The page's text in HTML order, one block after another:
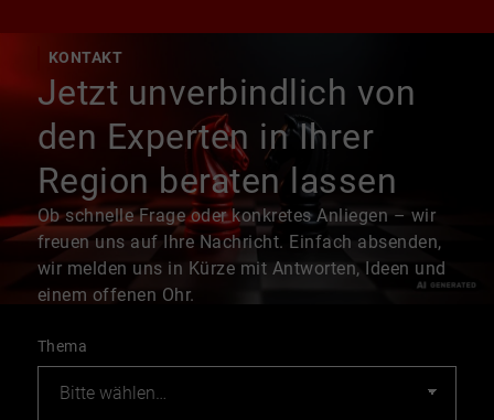
KONTAKT
Jetzt unverbindlich von
den Experten in Ihrer
Region beraten lassen
Ob schnelle Frage oder konkretes Anliegen – wir
freuen uns auf Ihre Nachricht. Einfach absenden,
wir melden uns in Kürze mit Antworten, Ideen und
einem offenen Ohr.
Thema